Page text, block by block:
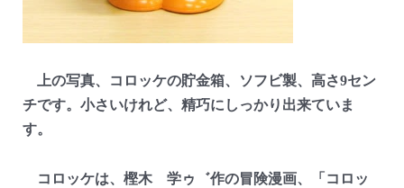
上の写真、コロッケの貯金箱、ソフビ製、高さ9セン
チです。小さいけれど、精巧にしっかり出来ていま
す。
コロッケは、樫木 学ゥ゛作の冒険漫画、「コロッ